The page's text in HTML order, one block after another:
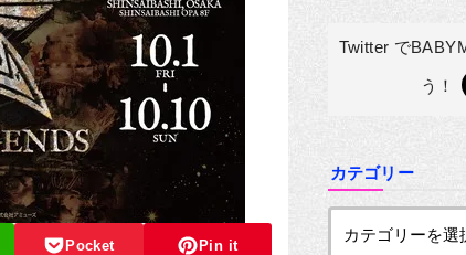
Pocket Pin it
Twitter で
う！
カテゴリー